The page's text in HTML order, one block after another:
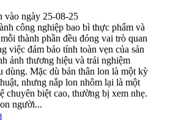
vào ngày 25-08-25
công nghiệp bao bì thực phẩm và
thành phần đều đóng vai trò quan
việc đảm bảo tính toàn vẹn của sản
ảnh thương hiệu và trải nghiệm
dùng. Mặc dù bản thân lon là một kỳ
nhưng nắp lon nhôm lại là một
chuyên biệt cao, thường bị xem nhẹ.
người...